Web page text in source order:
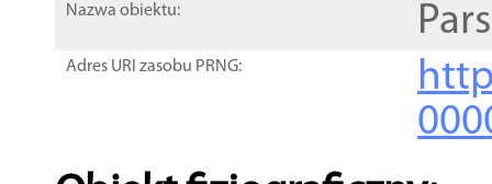
Nazwa obiektu:
Adres URI zasobu PRNG: